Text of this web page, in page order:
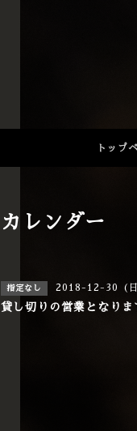
トップ
カレンダー
指定なし 2018-12-30 (
貸し切りの営業となりま